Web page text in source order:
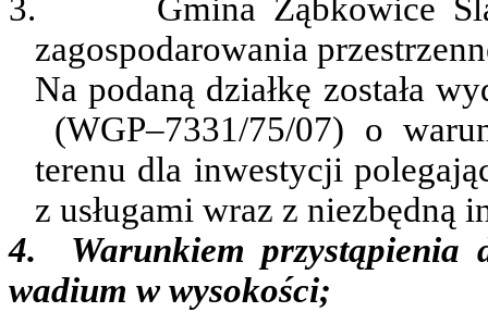
3.
Gmina Ząbkowice
zagospodarowania
Na podaną działkę została
(WGP–7331/75/07) o
terenu dla inwestycji
z usługami wraz z niezbędną
4.
Warunkiem przystąpienia
wadium w wysokości;